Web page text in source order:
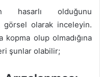
hasarlı olduğunu
görsel olarak inceleyin.
olup olmadığına
şunlar olabilir;